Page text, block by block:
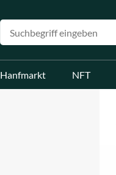
Hanfmarkt NFT